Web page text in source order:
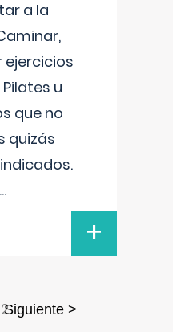
a la
ejercicios
u
que no
quizás
...
+
2Siguiente >